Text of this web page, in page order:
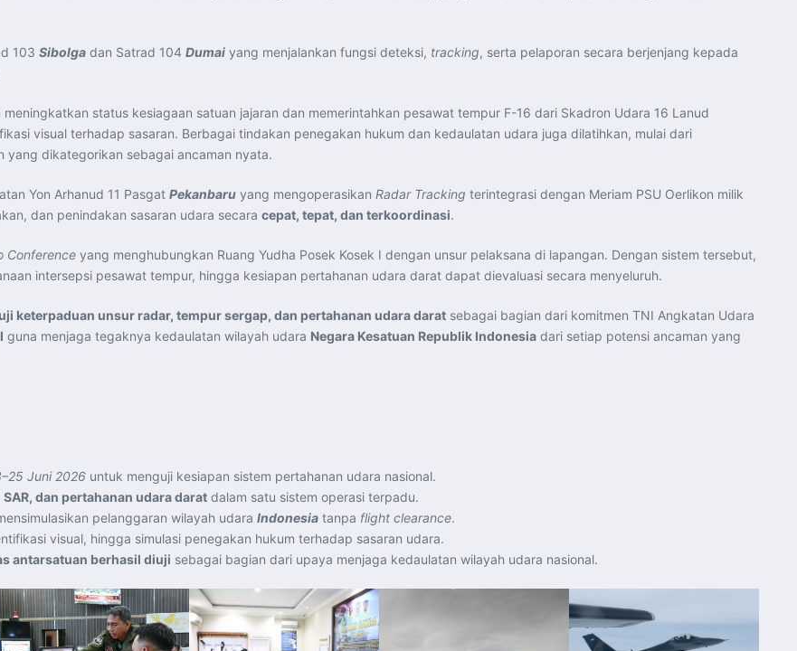
103 Sibolga dan Satrad 104 Dumai yang menjalankan fungsi deteksi, tracking, serta pelaporan secara berjenjang kepada
status kesiagaan satuan jajaran dan memerintahkan pesawat tempur F-16 dari Skadron Udara 16 Lanud
visual terhadap sasaran. Berbagai tindakan penegakan hukum dan kedaulatan udara juga dilatihkan, mulai dari
yang dikategorikan sebagai ancaman nyata.
Yon Arhanud 11 Pasgat Pekanbaru yang mengoperasikan Radar Tracking terintegrasi dengan Meriam PSU Oerlikon milik
dan penindakan sasaran udara secara cepat, tepat, dan terkoordinasi.
Conference yang menghubungkan Ruang Yudha Posek Kosek I dengan unsur pelaksana di lapangan. Dengan sistem tersebut,
intersepsi pesawat tempur, hingga kesiapan pertahanan udara darat dapat dievaluasi secara menyeluruh.
keterpaduan unsur radar, tempur sergap, dan pertahanan udara darat sebagai bagian dari komitmen TNI Angkatan Udara
guna menjaga tegaknya kedaulatan wilayah udara Negara Kesatuan Republik Indonesia dari setiap potensi ancaman yang
Juni 2026 untuk menguji kesiapan sistem pertahanan udara nasional.
dan pertahanan udara darat dalam satu sistem operasi terpadu.
pelanggaran wilayah udara Indonesia tanpa flight clearance.
visual, hingga simulasi penegakan hukum terhadap sasaran udara.
antarsatuan berhasil diuji sebagai bagian dari upaya menjaga kedaulatan wilayah udara nasional.